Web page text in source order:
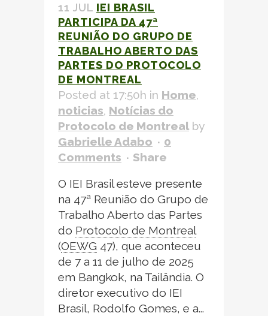
11 JUL IEI BRASIL
PARTICIPA DA 47ª
REUNIÃO DO GRUPO DE
TRABALHO ABERTO DAS
PARTES DO PROTOCOLO
DE MONTREAL
Posted at 17:50h in Home,
noticias, Notícias do
Protocolo de Montreal by
Gabrielle Adabo
0
Comments
Share
O IEI Brasil esteve presente
na 47ª Reunião do Grupo de
Trabalho Aberto das Partes
do Protocolo de Montreal
(OEWG 47), que aconteceu
de 7 a 11 de julho de 2025
em Bangkok, na Tailândia. O
diretor executivo do IEI
Brasil, Rodolfo Gomes, e a...